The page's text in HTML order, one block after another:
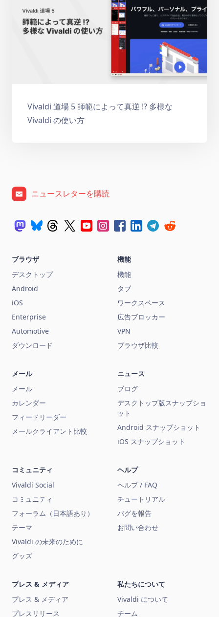
Vivaldi 道場 5 師範によって真逆 !? 多様な
Vivaldi の使い方
ニュースレターを購読
ブラウザ
デスクトップ
Android
iOS
Enterprise
Automotive
ダウンロード
機能
機能
タブ
ワークスペース
広告ブロッカー
VPN
ブラウザ比較
メール
メール
カレンダー
フィードリーダー
メールクライアント比較
ニュース
ブログ
デスクトップ版スナップショ
ット
Android スナップショット
iOS スナップショット
コミュニティ
Vivaldi Social
コミュニティ
フォーラム（日本語あり）
テーマ
Vivaldi の未来のために
グッズ
ヘルプ
ヘルプ / FAQ
チュートリアル
バグを報告
お問い合わせ
プレス & メディア
プレス & メディア
プレスリリース
私たちについて
Vivaldi について
チーム